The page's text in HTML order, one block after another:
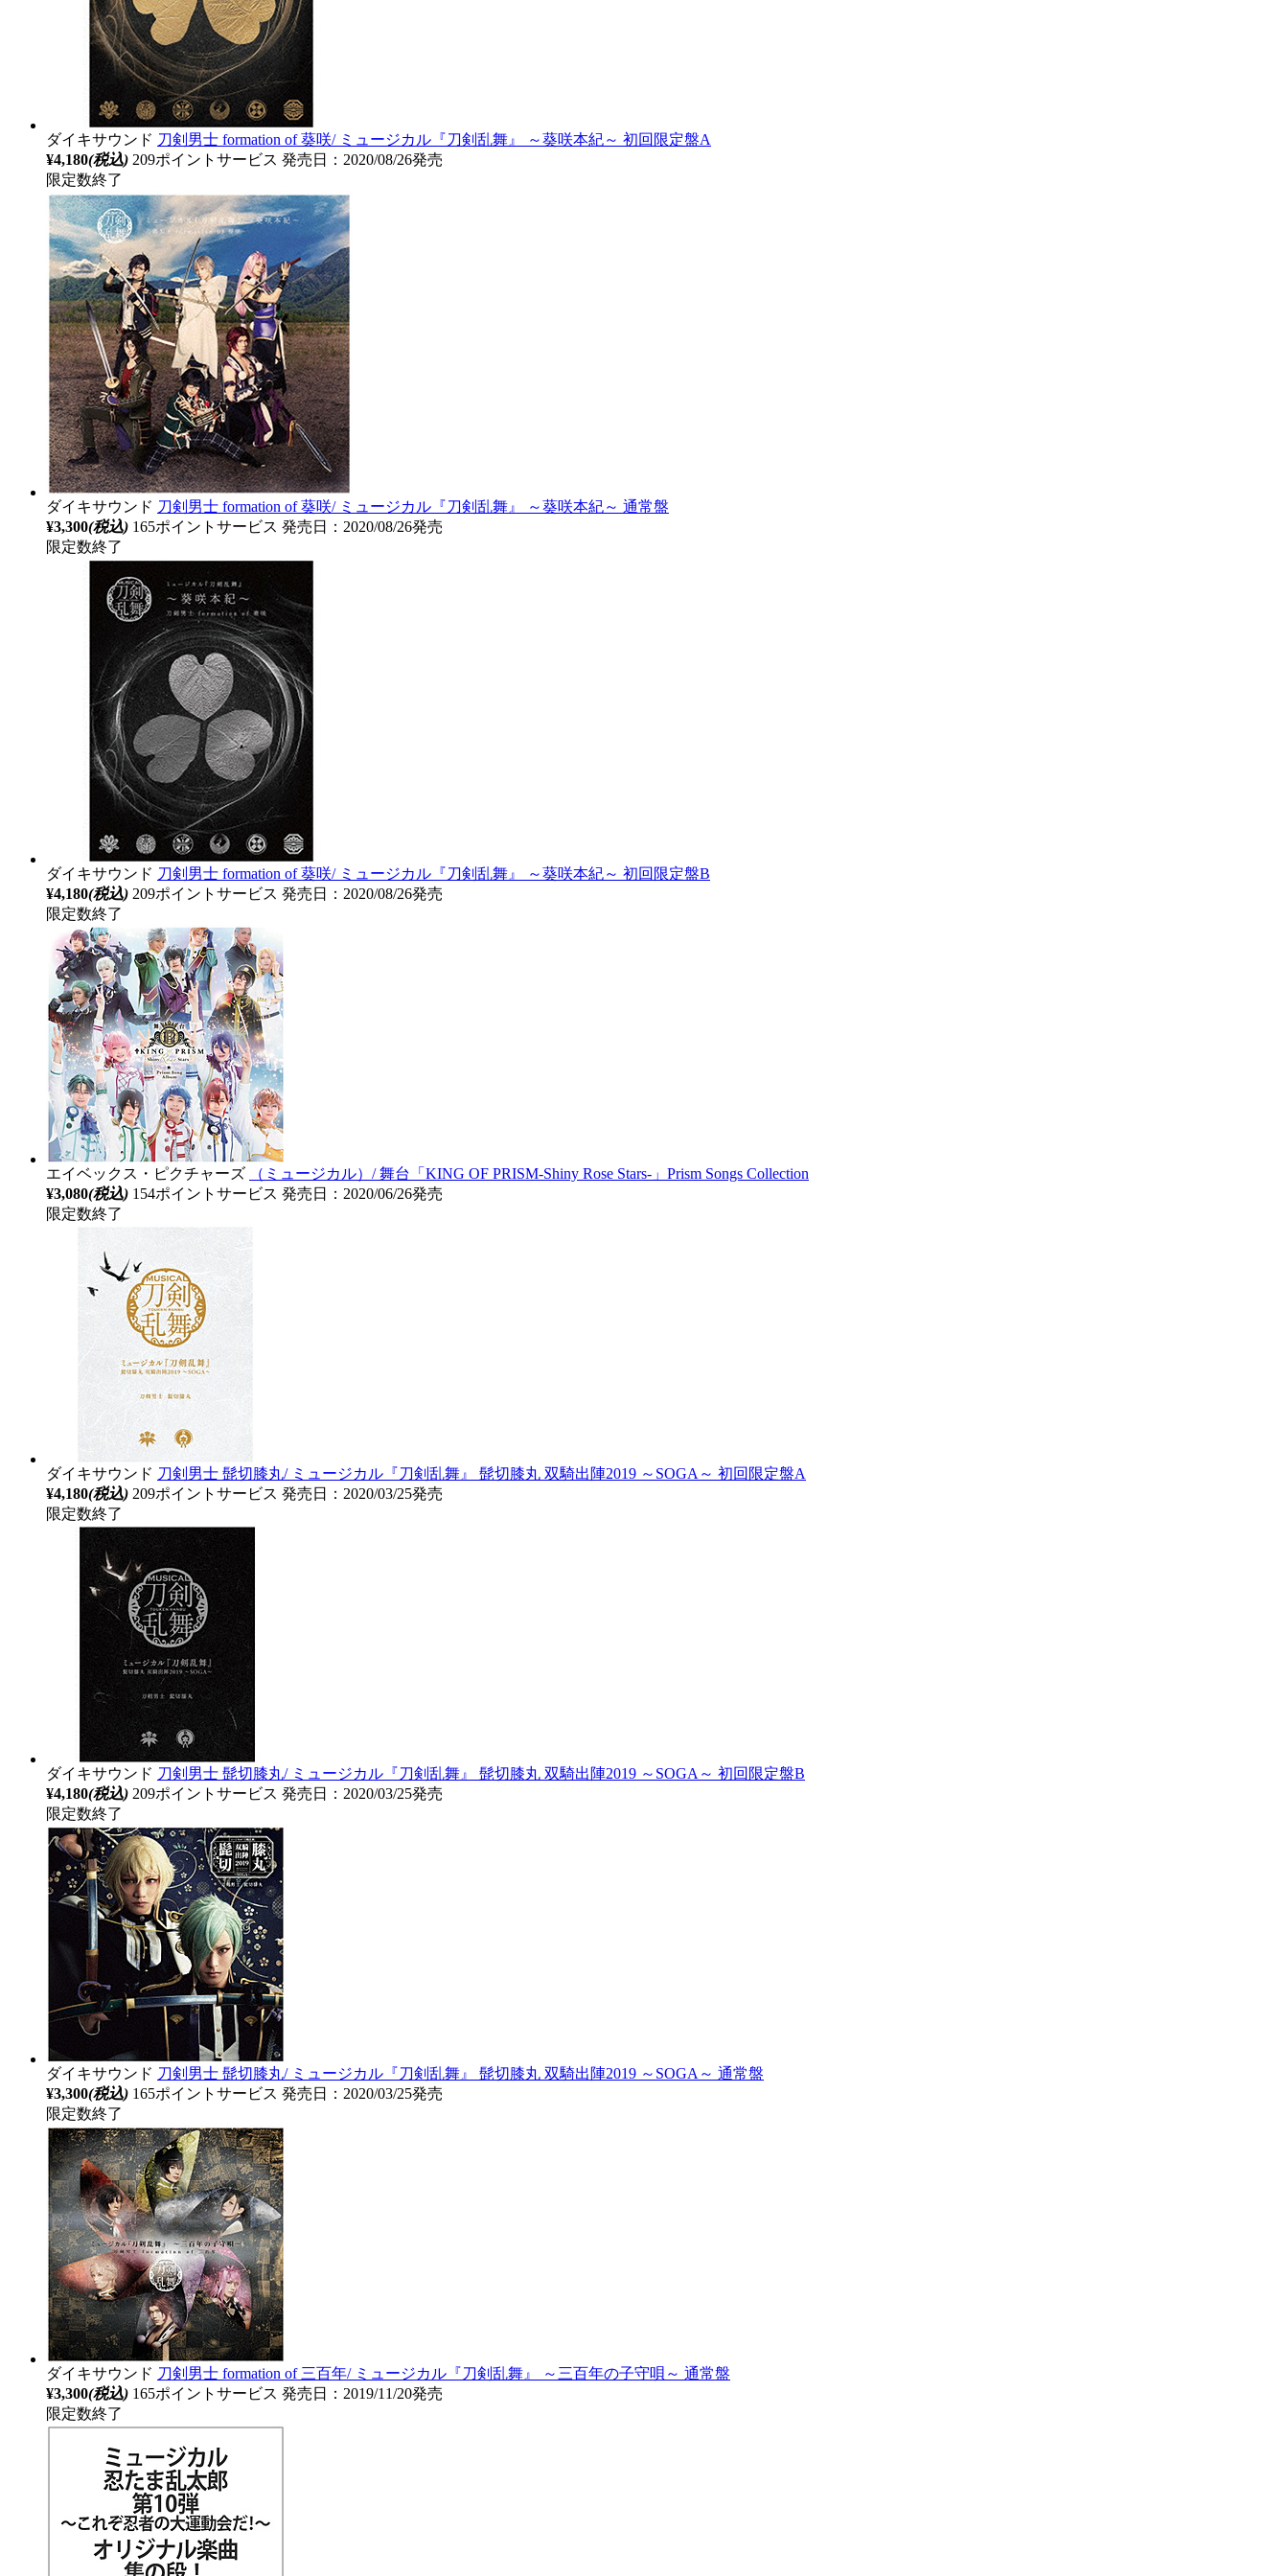
ダイキサウンド 刀剣男士 formation of 葵咲/ ミュージカル『刀剣乱舞』 ～葵咲本紀～ 初回限定盤A
¥4,180(税込) 209ポイントサービス 発売日：2020/08/26発売
限定数終了
ダイキサウンド 刀剣男士 formation of 葵咲/ ミュージカル『刀剣乱舞』 ～葵咲本紀～ 通常盤
¥3,300(税込) 165ポイントサービス 発売日：2020/08/26発売
限定数終了
ダイキサウンド 刀剣男士 formation of 葵咲/ ミュージカル『刀剣乱舞』 ～葵咲本紀～ 初回限定盤B
¥4,180(税込) 209ポイントサービス 発売日：2020/08/26発売
限定数終了
エイベックス・ピクチャーズ
（ミュージカル）/ 舞台「KING OF PRISM-Shiny Rose Stars-」Prism Songs Collection
¥3,080(税込) 154ポイントサービス 発売日：2020/06/26発売
限定数終了
ダイキサウンド 刀剣男士 髭切膝丸/ ミュージカル『刀剣乱舞』 髭切膝丸 双騎出陣2019 ～SOGA～ 初回限定盤A
¥4,180(税込) 209ポイントサービス 発売日：2020/03/25発売
限定数終了
ダイキサウンド 刀剣男士 髭切膝丸/ ミュージカル『刀剣乱舞』 髭切膝丸 双騎出陣2019 ～SOGA～ 初回限定盤B
¥4,180(税込) 209ポイントサービス 発売日：2020/03/25発売
限定数終了
ダイキサウンド 刀剣男士 髭切膝丸/ ミュージカル『刀剣乱舞』 髭切膝丸 双騎出陣2019 ～SOGA～ 通常盤
¥3,300(税込) 165ポイントサービス 発売日：2020/03/25発売
限定数終了
ダイキサウンド 刀剣男士 formation of 三百年/ ミュージカル『刀剣乱舞』 ～三百年の子守唄～ 通常盤
¥3,300(税込) 165ポイントサービス 発売日：2019/11/20発売
限定数終了